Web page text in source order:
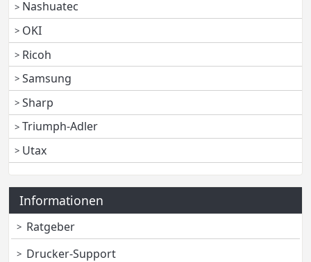
Nashuatec
OKI
Ricoh
Samsung
Sharp
Triumph-Adler
Utax
Informationen
Ratgeber
Drucker-Support